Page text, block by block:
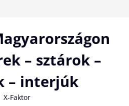
– sztárok –
– interjúk
X-Faktor